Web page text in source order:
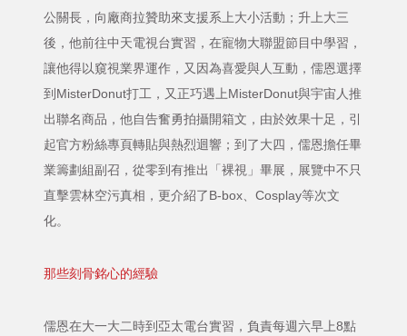
公關長，向廠商拉贊助來支援系上大小活動；升上大三
後，他前往中天電視台實習，在寵物大聯盟節目中學習，
讓他得以窺視業界運作，又因為喜愛與人互動，儒恩選擇
到MisterDonut打工，又正巧遇上MisterDonut與宇宙人推
出聯名商品，他自告奮勇拍攝開箱文，由於效果十足，引
起官方粉絲專頁轉貼與熱烈迴響；到了大四，儒恩擔任畢
業籌劃組副召，從零到有推出「裸視」畢展，展覽中不只
直擊雲林空污真相，更介紹了B-box、Cosplay等次文
化。
那些刻骨銘心的經驗
儒恩在大一大二時到亞太電台實習，負責每週六早上8點